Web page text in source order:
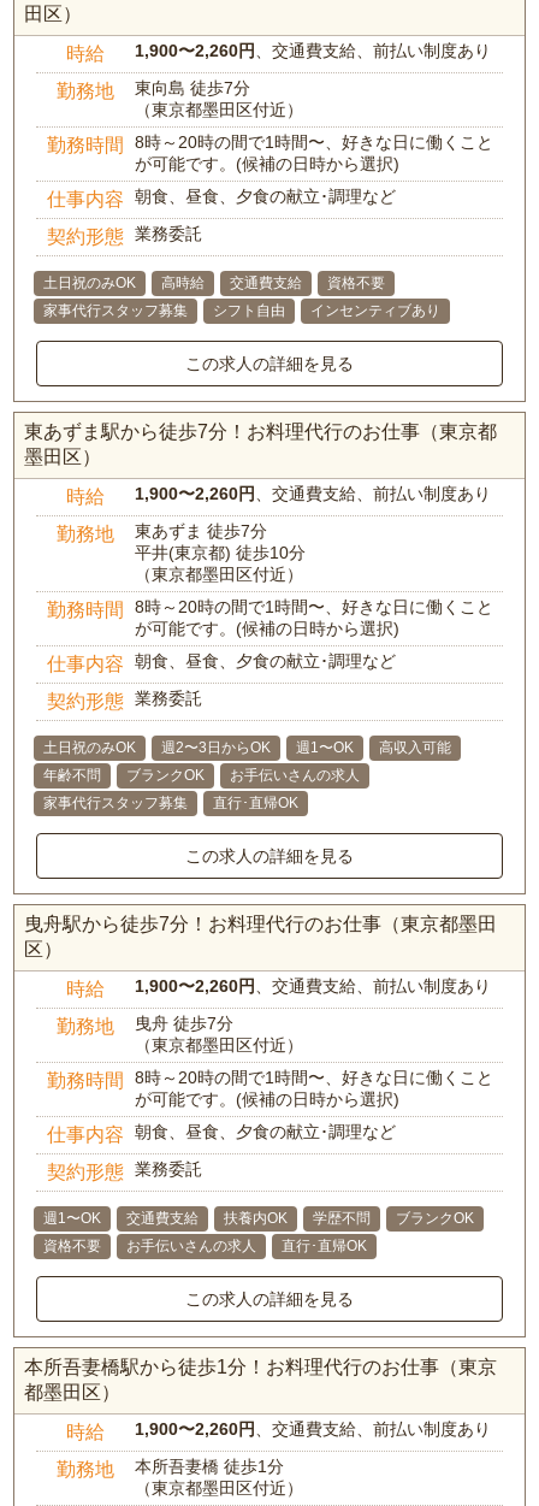
田区）
時給 1,900〜2,260円 、交通費支給、前払い制度あり
勤務地
東向島 徒歩7分
（東京都墨田区付近）
勤務時間
8時～20時の間で1時間〜、好きな日に働くこと
が可能です。(候補の日時から選択)
仕事内容 朝食、昼食、夕食の献立･調理など
契約形態 業務委託
土日祝のみOK 高時給 交通費支給
資格不要
家事代行スタッフ募集
シフト自由 インセンティブあり
この求人の詳細を見る
東あずま駅から徒歩7分！お料理代行のお仕事（東京都
墨田区）
時給 1,900〜2,260円 、交通費支給、前払い制度あり
勤務地
東あずま 徒歩7分
平井(東京都) 徒歩10分
（東京都墨田区付近）
勤務時間
8時～20時の間で1時間〜、好きな日に働くこと
が可能です。(候補の日時から選択)
仕事内容 朝食、昼食、夕食の献立･調理など
契約形態 業務委託
土日祝のみOK 週2〜3日からOK 週1〜OK
高収入可能
年齢不問
ブランクOK
お手伝いさんの求人
家事代行スタッフ募集
直行･直帰OK
この求人の詳細を見る
曳舟駅から徒歩7分！お料理代行のお仕事（東京都墨田
区）
時給 1,900〜2,260円 、交通費支給、前払い制度あり
勤務地
曳舟 徒歩7分
（東京都墨田区付近）
勤務時間
8時～20時の間で1時間〜、好きな日に働くこと
が可能です。(候補の日時から選択)
仕事内容 朝食、昼食、夕食の献立･調理など
契約形態 業務委託
週1〜OK 交通費支給 扶養内OK 学歴不問
ブランクOK
資格不要
お手伝いさんの求人 直行･直帰OK
この求人の詳細を見る
本所吾妻橋駅から徒歩1分！お料理代行のお仕事（東京
都墨田区）
時給 1,900〜2,260円 、交通費支給、前払い制度あり
勤務地
本所吾妻橋 徒歩1分
（東京都墨田区付近）